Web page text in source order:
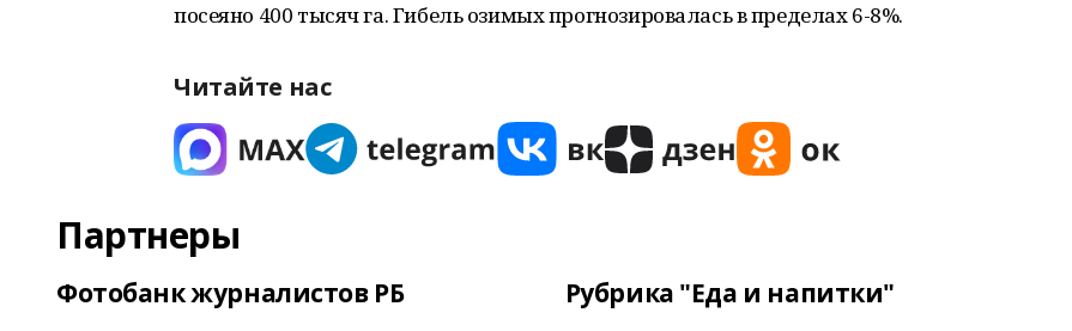
посеяно 400 тысяч га. Гибель озимых прогнозировалась в пределах 6-8%.
Читайте нас
Партнеры
Фотобанк журналистов РБ Рубрика "Еда и напитки"